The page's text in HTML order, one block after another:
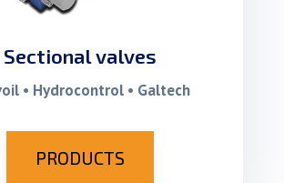
Sectional valves
• Hydrocontrol • Galtech
PRODUCTS